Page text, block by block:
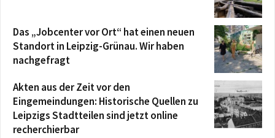
Das „Jobcenter vor Ort“ hat einen neuen
Standort in Leipzig-Grünau. Wir haben
nachgefragt
Akten aus der Zeit vor den
Eingemeindungen: Historische Quellen zu
Leipzigs Stadtteilen sind jetzt online
recherchierbar